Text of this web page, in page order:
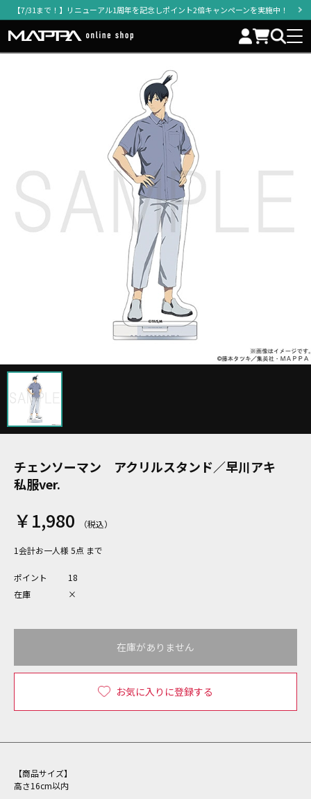
【7/31まで！】リニューアル1周年を記念しポイント2倍キャンペーンを実施中！
チェンソーマン アクリルスタンド／早川アキ
私服ver.
￥1,980
1会計お一人様 5点 まで
ポイント
18
在庫
×
お気に入りに登録する
在庫がありません
【商品サイズ】
高さ16cm以内